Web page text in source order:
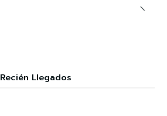
Recién Llegados